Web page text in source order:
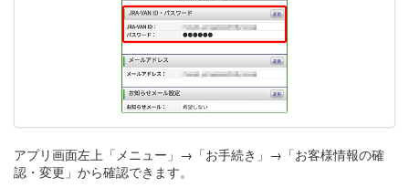
アプリ画面左上「メニュー」→「お手続き」→「お客様情報の確
認・変更」から確認できます。